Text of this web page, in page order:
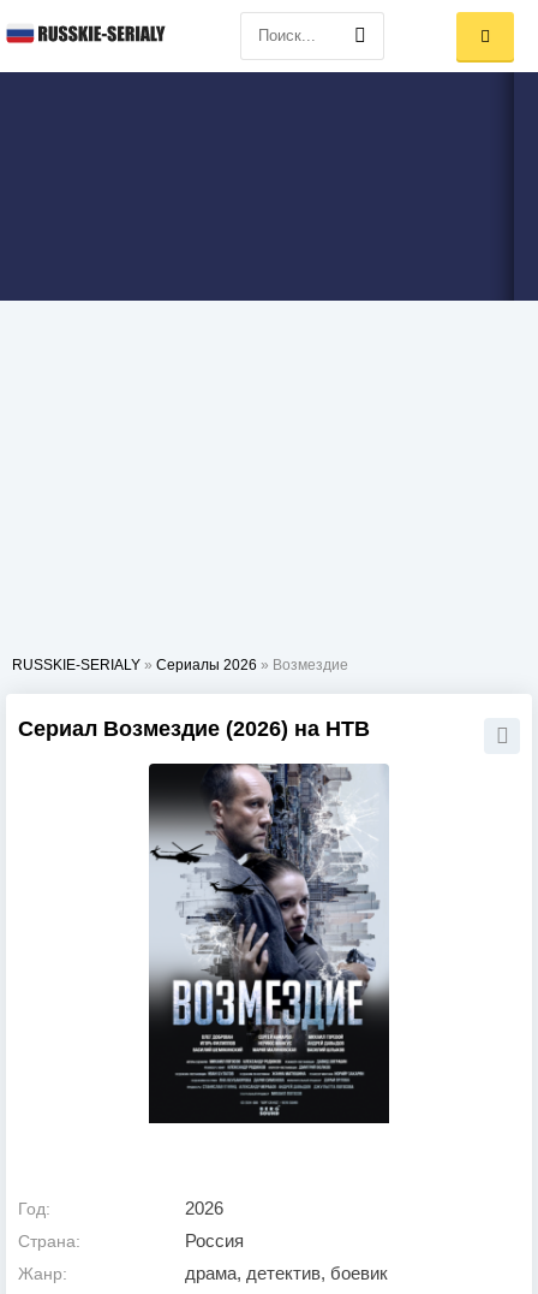
RUSSKIE-SERIALY » Сериалы 2026 » Возмездие
Сериал Возмездие (2026) на НТВ
Год: 2026
Страна: Россия
Жанр: драма, детектив, боевик